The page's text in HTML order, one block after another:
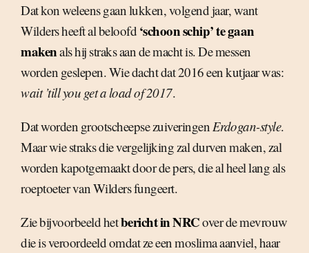
Dat kon weleens gaan lukken, volgend jaar, want
Wilders heeft al beloofd ‘schoon schip’ te gaan
makenals hij straks aan de macht is. De messen
worden geslepen. Wie dacht dat 2016 een kutjaar was:
wait ’till you get a load of 2017.
Dat worden grootscheepse zuiveringen Erdogan-style.
Maar wie straks die vergelijking zal durven maken, zal
worden kapotgemaakt door de pers, die al heel lang als
roeptoeter van Wilders fungeert.
Zie bijvoorbeeld hetbericht in NRCover de mevrouw
die is veroordeeld omdat ze een moslima aanviel, haar